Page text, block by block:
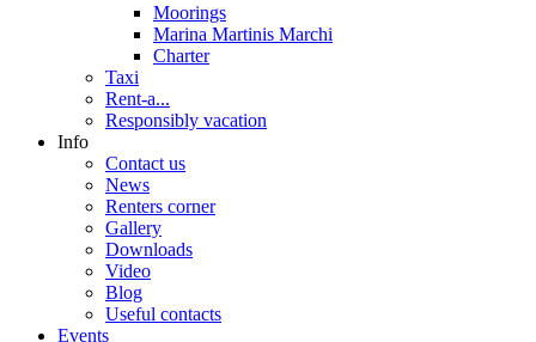
Moorings
Marina Martinis Marchi
Charter
Taxi
Rent-a...
Responsibly vacation
Info
Contact us
News
Renters corner
Gallery
Downloads
Video
Blog
Useful contacts
Events